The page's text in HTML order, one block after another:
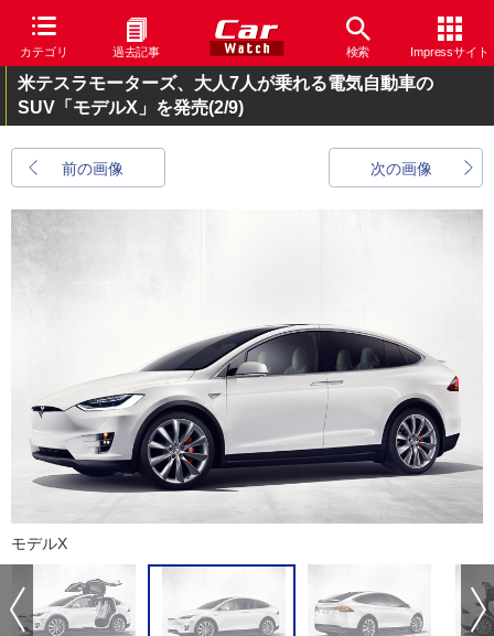
カテゴリ 過去記事 検索 Impressサイト
米テスラモーターズ、大人7人が乗れる電気自動車の
SUV「モデルX」を発売(2/9)
前の画像 次の画像
モデルX